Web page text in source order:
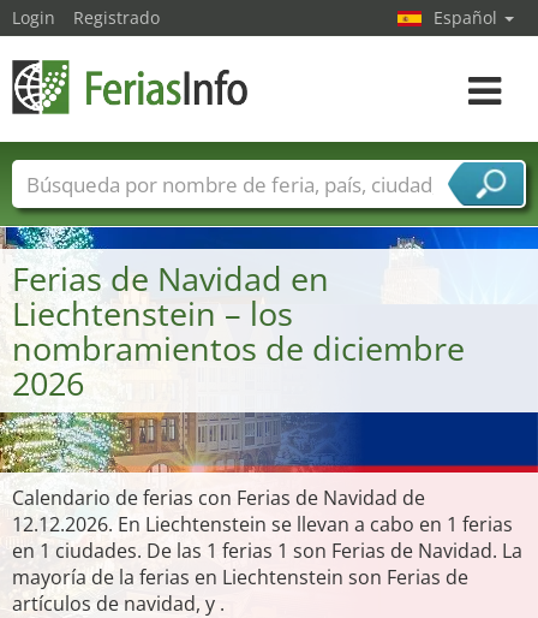
Ferias de Navidad en
Liechtenstein – los
nombramientos de diciembre
2026
Calendario de ferias con Ferias de Navidad de
12.12.2026. En Liechtenstein se llevan a cabo en 1 ferias
en 1 ciudades. De las 1 ferias 1 son Ferias de Navidad. La
mayoría de la ferias en Liechtenstein son Ferias de
artículos de navidad, y .
Login Registrado Español
toggle
Nombres de ferias Países
Ciudades
Sectores de ferias
Sectores de proveedor de servicios